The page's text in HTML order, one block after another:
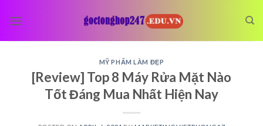
MỸ PHẨM LÀM ĐẸP
[Review] Top 8 Máy Rửa Mặt Nào
Tốt Đáng Mua Nhất Hiện Nay